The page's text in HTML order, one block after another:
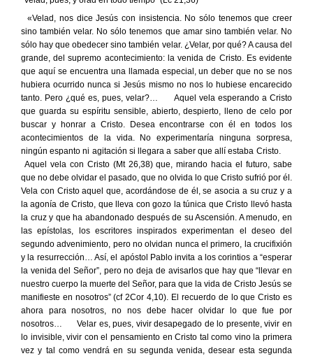
«Velad, nos dice Jesús con insistencia. No sólo tenemos que creer
sino también velar. No sólo tenemos que amar sino también velar. No
sólo hay que obedecer sino también velar. ¿Velar, por qué? A causa del
grande, del supremo acontecimiento: la venida de Cristo. Es evidente
que aquí se encuentra una llamada especial, un deber que no se nos
hubiera ocurrido nunca si Jesús mismo no nos lo hubiese encarecido
tanto. Pero ¿qué es, pues, velar?… Aquel vela esperando a Cristo
que guarda su espíritu sensible, abierto, despierto, lleno de celo por
buscar y honrar a Cristo. Desea encontrarse con él en todos los
acontecimientos de la vida. No experimentaría ninguna sorpresa,
ningún espanto ni agitación si llegara a saber que allí estaba Cristo.
Aquel vela con Cristo (Mt 26,38) que, mirando hacia el futuro, sabe
que no debe olvidar el pasado, que no olvida lo que Cristo sufrió por él.
Vela con Cristo aquel que, acordándose de él, se asocia a su cruz y a
la agonía de Cristo, que lleva con gozo la túnica que Cristo llevó hasta
la cruz y que ha abandonado después de su Ascensión. A menudo, en
las epístolas, los escritores inspirados experimentan el deseo del
segundo advenimiento, pero no olvidan nunca el primero, la crucifixión
y la resurrección… Así, el apóstol Pablo invita a los corintios a “esperar
la venida del Señor”, pero no deja de avisarlos que hay que “llevar en
nuestro cuerpo la muerte del Señor, para que la vida de Cristo Jesús se
manifieste en nosotros” (cf 2Cor 4,10). El recuerdo de lo que Cristo es
ahora para nosotros, no nos debe hacer olvidar lo que fue por
nosotros… Velar es, pues, vivir desapegado de lo presente, vivir en
lo invisible, vivir con el pensamiento en Cristo tal como vino la primera
vez y tal como vendrá en su segunda venida, desear esta segunda